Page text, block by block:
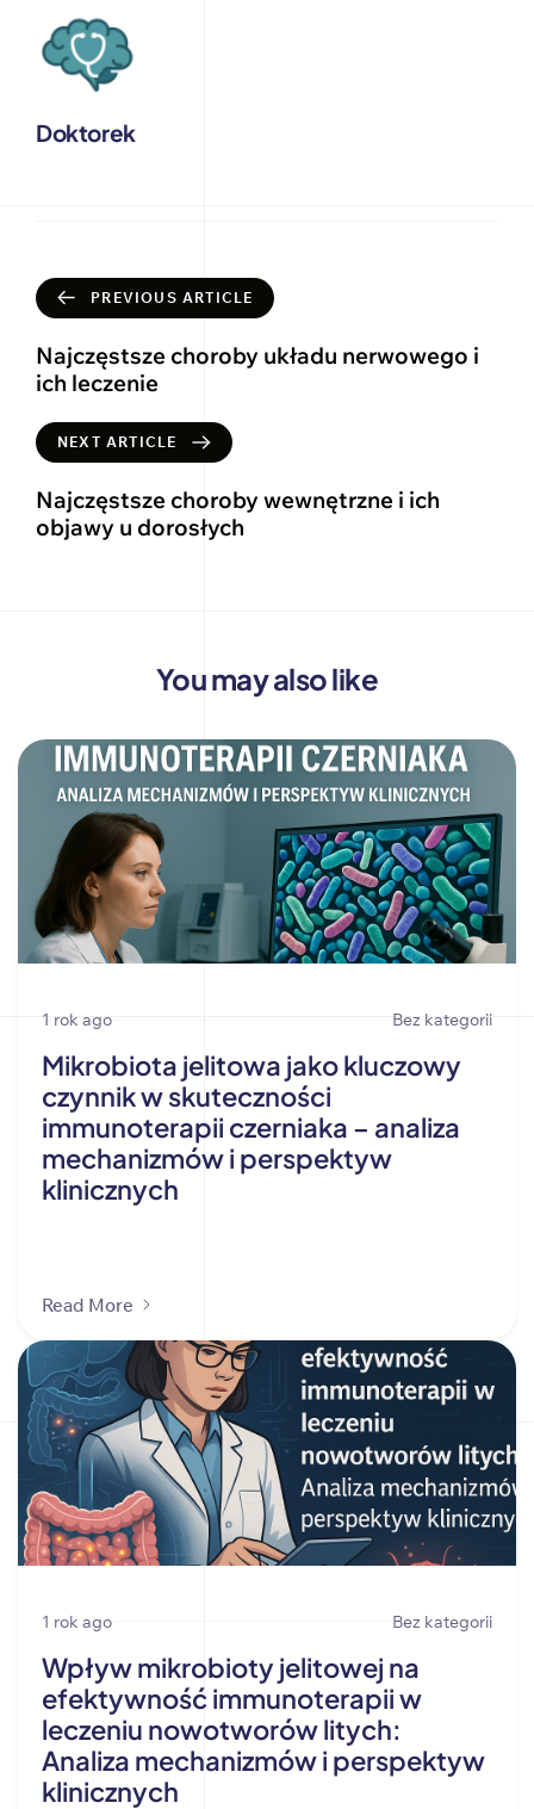
Doktorek
PREVIOUS ARTICLE
Najczęstsze choroby układu nerwowego i
ich leczenie
NEXT ARTICLE
Najczęstsze choroby wewnętrzne i ich
objawy u dorosłych
You may also like
1 rok ago Bez kategorii
Mikrobiota jelitowa jako kluczowy
czynnik w skuteczności
immunoterapii czerniaka – analiza
mechanizmów i perspektyw
klinicznych
Read More
1 rok ago Bez kategorii
Wpływ mikrobioty jelitowej na
efektywność immunoterapii w
leczeniu nowotworów litych:
Analiza mechanizmów i perspektyw
klinicznych